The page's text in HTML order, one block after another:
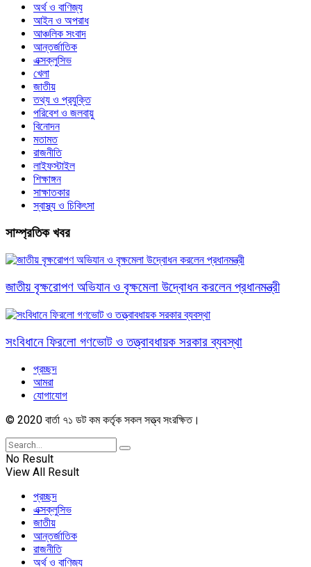
অর্থ ও বাণিজ্য
আইন ও অপরাধ
আঞ্চলিক সংবাদ
আন্তর্জাতিক
এক্সক্লুসিভ
খেলা
জাতীয়
তথ্য ও প্রযুক্তি
পরিবেশ ও জলবায়ু
বিনোদন
মতামত
রাজনীতি
লাইফস্টাইল
শিক্ষাঙ্গন
সাক্ষাতকার
স্বাস্থ্য ও চিকিৎসা
সাম্প্রতিক খবর
জাতীয় বৃক্ষরোপণ অভিযান ও বৃক্ষমেলা উদ্বোধন করলেন প্রধানমন্ত্রী
সংবিধানে ফিরলো গণভোট ও তত্ত্বাবধায়ক সরকার ব্যবস্থা
প্রচ্ছদ
আমরা
যোগাযোগ
© 2020 বার্তা ৭১ ডট কম কর্তৃক সকল সত্ত্ব সংরক্ষিত।
No Result
View All Result
প্রচ্ছদ
এক্সক্লুসিভ
জাতীয়
আন্তর্জাতিক
রাজনীতি
অর্থ ও বাণিজ্য